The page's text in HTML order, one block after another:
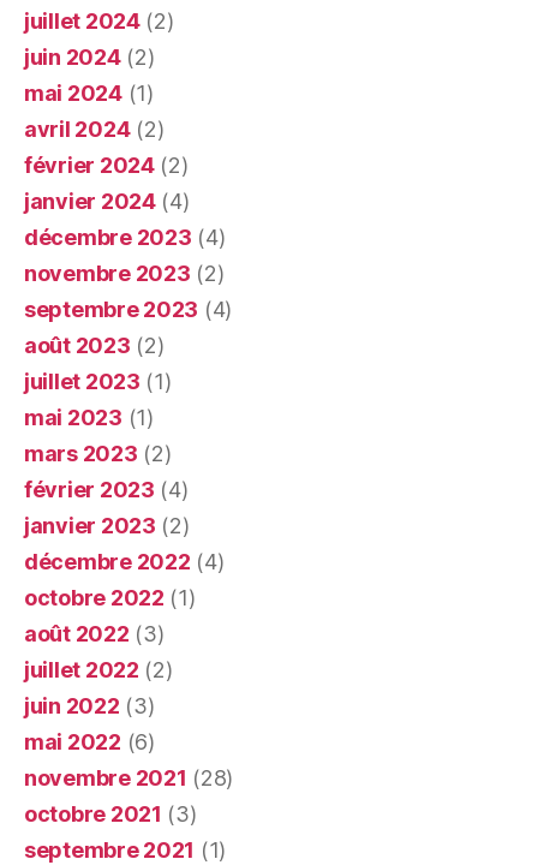
juillet 2024(2)
juin 2024(2)
mai 2024(1)
avril 2024(2)
février 2024(2)
janvier 2024(4)
décembre 2023 (4)
novembre 2023 (2)
septembre 2023 (4)
août 2023 (2)
juillet 2023 (1)
mai 2023 (1)
mars 2023 (2)
février 2023 (4)
janvier 2023 (2)
décembre 2022 (4)
octobre 2022 (1)
août 2022 (3)
juillet 2022 (2)
juin 2022 (3)
mai 2022 (6)
novembre 2021 (28)
octobre 2021 (3)
septembre 2021 (1)